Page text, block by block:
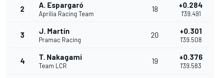
2 A. Espargaró
Aprilia Racing Team
18 +0.284
1'39.491
3 J. Martín
Pramac Racing
20 +0.301
1'39.508
4 T. Nakagami
Team LCR
19 +0.376
1'39.583